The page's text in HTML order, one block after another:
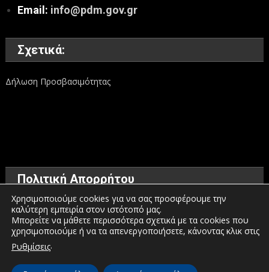
Email: info@pdm.gov.gr
Σχετικά:
Δήλωση Προσβασιμότητας
Πολιτική Απορρήτου
Όροι χρήσης
Πολιτική προστασίας προσωπικών δεδομένων
Πολιτική για τα Cookies
Χρησιμοποιούμε cookies για να σας προσφέρουμε την
καλύτερη εμπειρία στον ιστότοπό μας.
Μπορείτε να μάθετε περισσότερα σχετικά με τα cookies που
χρησιμοποιούμε ή να τα απενεργοποιήσετε, κάνοντας κλικ στις
Ρυθμίσεις.